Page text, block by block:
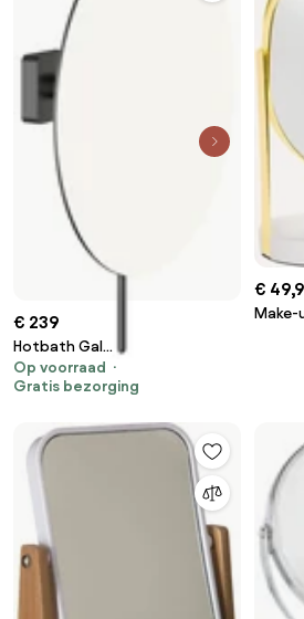
€ 239
Hotbath Gal
vergrotingsspiegel met
wandmontage geborsteld
Op voorraad
Gratis bezorging
€
Make-